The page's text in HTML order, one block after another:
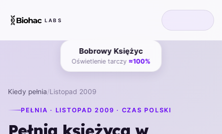
LABS
Kiedy pełnia/Listopad 2009
PEŁNIA · LISTOPAD 2009 · CZAS POLSKI
Bobrowy Księżyc
Oświetlenie tarczy ≈100%